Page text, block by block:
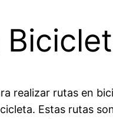
realizar rutas en
Estas rutas